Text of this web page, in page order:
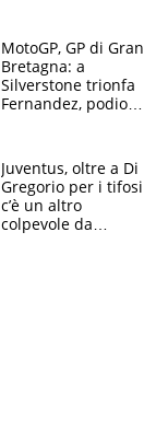
MotoGP, GP di Gran
Bretagna: a
Silverstone trionfa
Fernandez, podio
ed eroico
Juventus, oltre a Di
Gregorio per i tifosi
c’è un altro
colpevole da